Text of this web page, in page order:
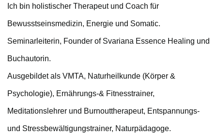
Ich bin holistischer Therapeut und Coach für
Bewusstseinsmedizin, Energie und Somatic.
Seminarleiterin, Founder of Svariana Essence Healing und
Buchautorin.
Ausgebildet als VMTA, Naturheilkunde (Körper &
Psychologie), Ernährungs-& Fitnesstrainer,
Meditationslehrer und Burnouttherapeut, Entspannungs-
und Stressbewältigungstrainer, Naturpädagoge.